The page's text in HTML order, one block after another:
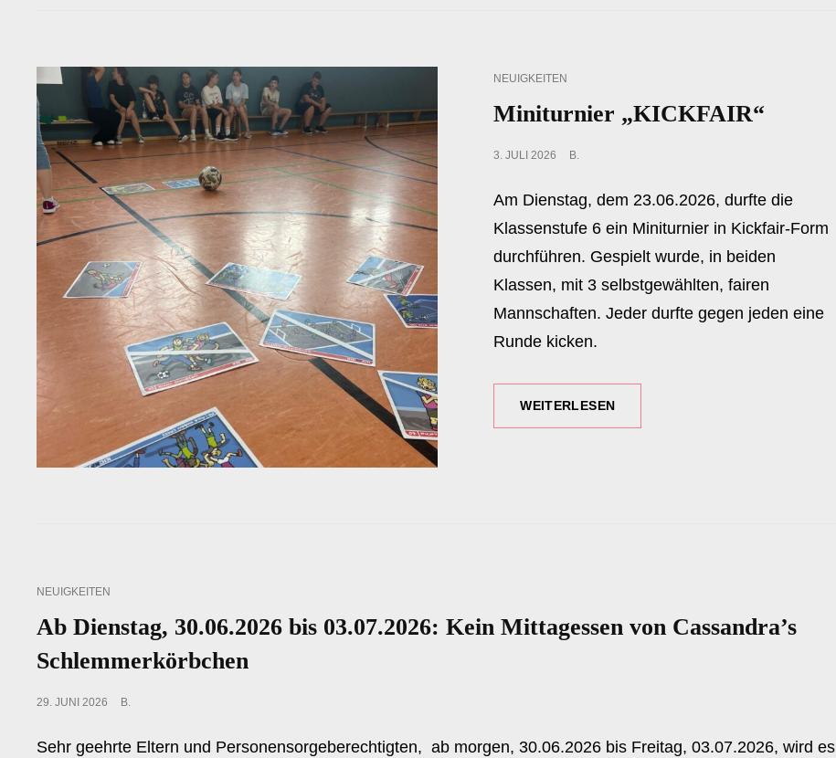
CAT
NEUIGKEITEN
Miniturnier „KICKFAIR“
POSTED
3. JULI 2026 B.
Am Dienstag, dem 23.06.2026, durfte die
Klassenstufe 6 ein Miniturnier in Kickfair-Form
durchführen. Gespielt wurde, in beiden
Klassen, mit 3 selbstgewählten, fairen
Mannschaften. Jeder durfte gegen jeden eine
Runde kicken.
WEITERLESENMINITURNIER
CAT
NEUIGKEITEN
Ab Dienstag, 30.06.2026 bis 03.07.2026: Kein Mittagessen von Cassandra’s
Schlemmerkörbchen
POSTED
29. JUNI 2026 B.
Sehr geehrte Eltern und Personensorgeberechtigten, ab morgen, 30.06.2026 bis Freitag, 03.07.2026, wird es